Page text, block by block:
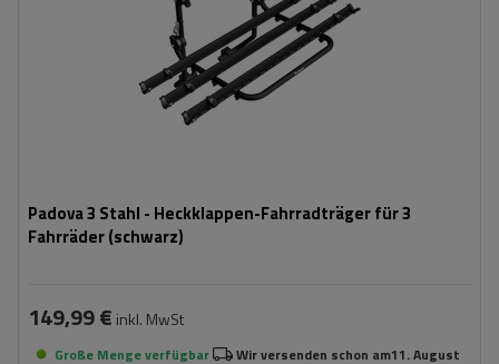
Padova 3 Stahl - Heckklappen-Fahrradträger für 3
Fahrräder (schwarz)
149,99 € inkl. MwSt
Große Menge verfügbar Wir versenden schon am11. August